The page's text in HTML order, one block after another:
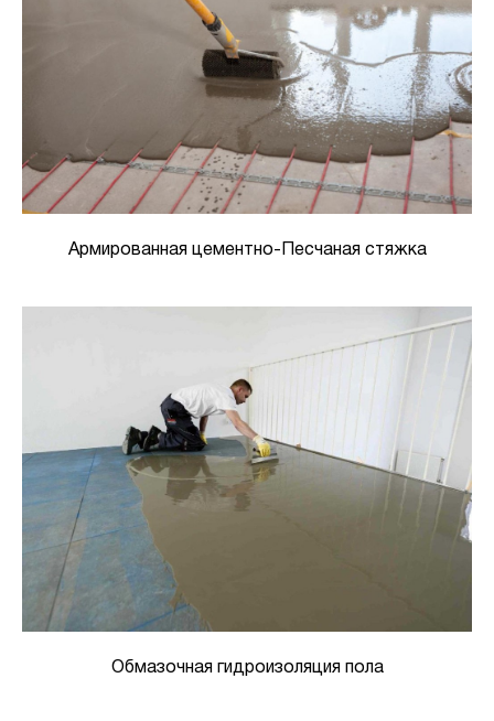
Армированная цементно-Песчаная стяжка
Обмазочная гидроизоляция пола